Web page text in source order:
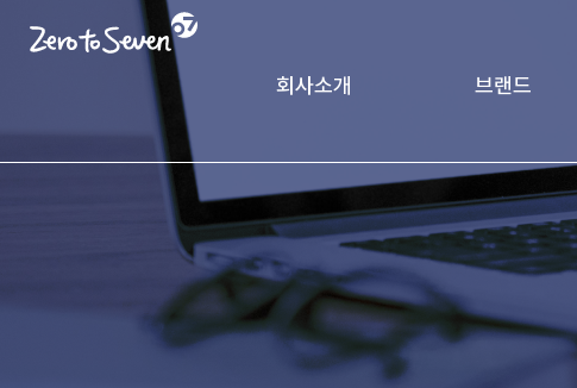
회사소개
제로투세븐 소개
인사말
가치체계
브랜드
궁중비책
CK Package